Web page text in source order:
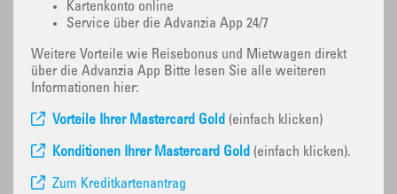
Kartenkonto online
Service über die Advanzia App 24/7
Weitere Vorteile wie Reisebonus und Mietwagen direkt
über die Advanzia App Bitte lesen Sie alle weiteren
Informationen hier:
Vorteile Ihrer Mastercard Gold (einfach klicken)
Konditionen Ihrer Mastercard Gold (einfach klicken).
Zum Kreditkartenantrag